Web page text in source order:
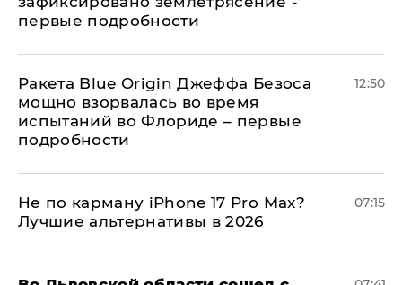
первые подробности
Ракета Blue Origin Джеффа Безоса
мощно взорвалась во время
испытаний во Флориде – первые
подробности
12:50
Не по карману iPhone 17 Pro Max?
Лучшие альтернативы в 2026
07:15